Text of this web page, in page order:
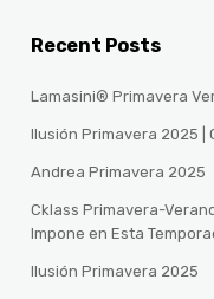
Recent Posts
Lamasini® Primavera
Ilusión Primavera 2025 |
Andrea Primavera 2025
Cklass Primavera-
Impone en Esta
Ilusión Primavera 2025